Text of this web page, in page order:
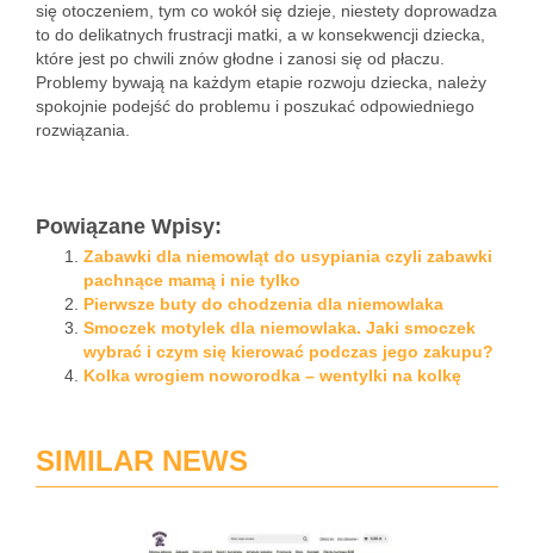
się otoczeniem, tym co wokół się dzieje, niestety doprowadza
to do delikatnych frustracji matki, a w konsekwencji dziecka,
które jest po chwili znów głodne i zanosi się od płaczu.
Problemy bywają na każdym etapie rozwoju dziecka, należy
spokojnie podejść do problemu i poszukać odpowiedniego
rozwiązania.
Powiązane Wpisy:
Zabawki dla niemowląt do usypiania czyli zabawki
pachnące mamą i nie tylko
Pierwsze buty do chodzenia dla niemowlaka
Smoczek motylek dla niemowlaka. Jaki smoczek
wybrać i czym się kierować podczas jego zakupu?
Kolka wrogiem noworodka – wentylki na kolkę
SIMILAR NEWS